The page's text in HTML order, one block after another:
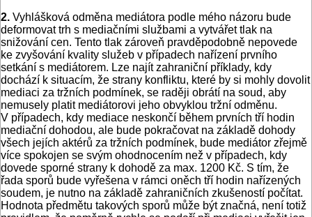
2. Vyhlášková odměna mediátora podle mého názoru bude
deformovat trh s mediačními službami a vytvářet tlak na
snižování cen. Tento tlak zároveň pravděpodobně nepovede
ke zvyšování kvality služeb v případech nařízení prvního
setkání s mediátorem. Lze najít zahraniční příklady, kdy
dochází k situacím, že strany konfliktu, které by si mohly dovolit
mediaci za tržních podmínek, se raději obrátí na soud, aby
nemusely platit mediátorovi jeho obvyklou tržní odměnu.
V případech, kdy mediace neskončí během prvních tří hodin
mediační dohodou, ale bude pokračovat na základě dohody
všech jejích aktérů za tržních podmínek, bude mediátor zřejmě
více spokojen se svým ohodnocením než v případech, kdy
dovede sporné strany k dohodě za max. 1200 Kč. S tím, že
řada sporů bude vyřešena v rámci oněch tří hodin nařízených
soudem, je nutno na základě zahraničních zkušeností počítat.
Hodnota předmětu takových sporů může být značná, není totiž